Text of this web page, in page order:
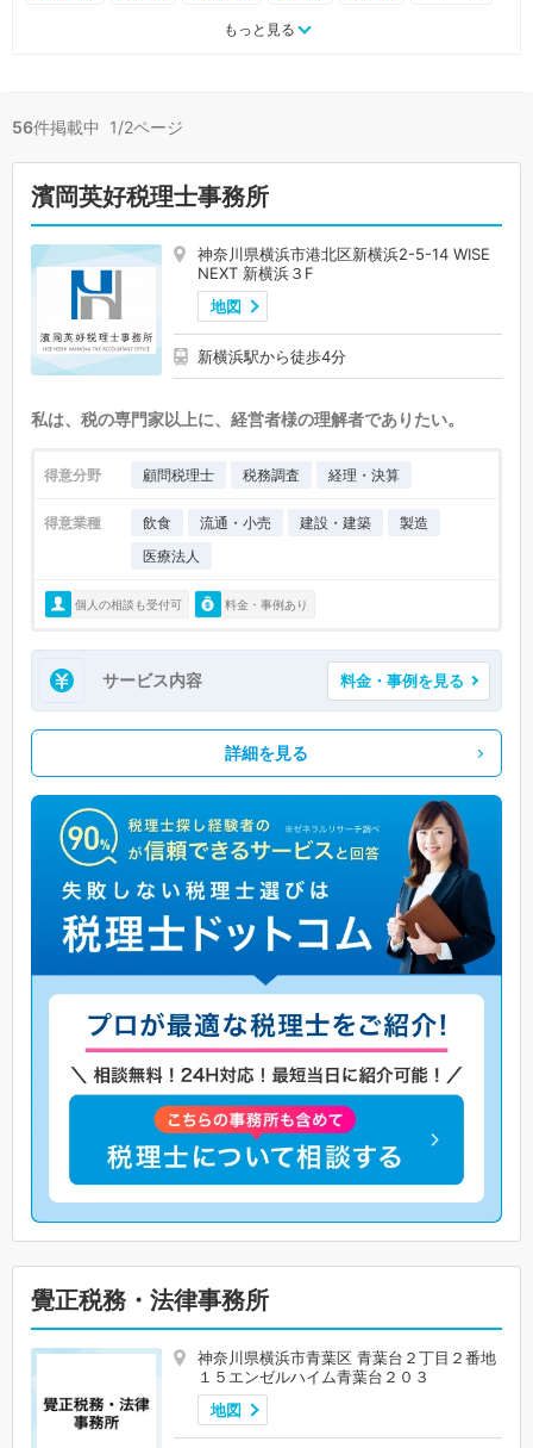
もっと見る
56件掲載中 1/2ページ
濱岡英好税理士事務所
神奈川県横浜市港北区新横浜2-5-14 WISE
NEXT 新横浜３F
地図
新横浜駅から徒歩4分
私は、税の専門家以上に、経営者様の理解者でありたい。
得意分野 顧問税理士 税務調査 経理・決算
得意業種 飲食 流通・小売 建設・建築
製造
医療法人
個人の相談も受付可 料金・事例あり
サービス内容 料金・事例を見る
詳細を見る
覺正税務・法律事務所
神奈川県横浜市青葉区 青葉台２丁目２番地
１５エンゼルハイム青葉台２０３
地図